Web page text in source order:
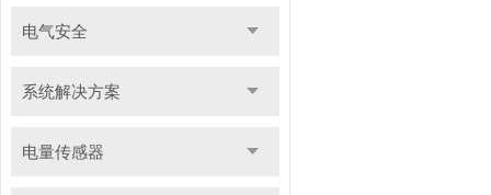
电气安全
系统解决方案
电量传感器